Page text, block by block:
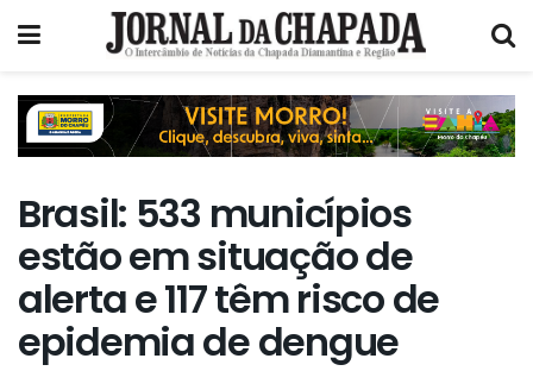
Brasil: 533 municípios
estão em situação de
alerta e 117 têm risco de
epidemia de dengue